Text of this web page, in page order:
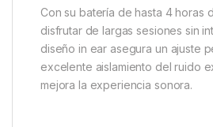
Con su batería de hasta 4 horas
disfrutar de largas sesiones sin
diseño in ear asegura un ajuste
excelente aislamiento del ruido
mejora la experiencia sonora.